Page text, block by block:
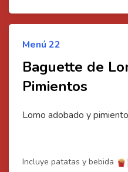
Menú 22
Baguette de
Pimientos
Lomo adobado y
Incluye patatas y bebida